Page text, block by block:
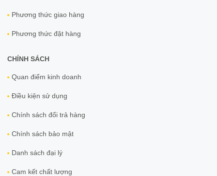
Phương thức giao hàng
Phương thức đặt hàng
CHÍNH SÁCH
Quan điểm kinh doanh
Điều kiện sử dụng
Chính sách đổi trả hàng
Chính sách bảo mật
Danh sách đại lý
Cam kết chất lượng